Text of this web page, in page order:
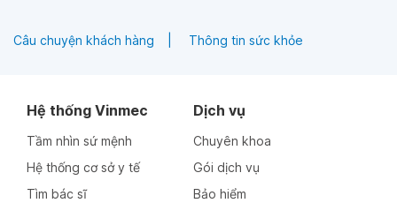
Câu chuyện khách hàng Thông tin sức khỏe
Hệ thống Vinmec
Tầm nhìn sứ mệnh
Hệ thống cơ sở y tế
Tìm bác sĩ
Dịch vụ
Chuyên khoa
Gói dịch vụ
Bảo hiểm